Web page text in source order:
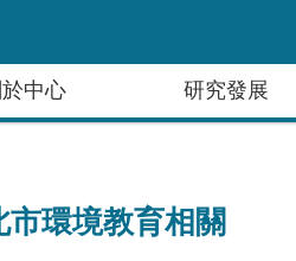
中心 研究發展
市環境教育相關